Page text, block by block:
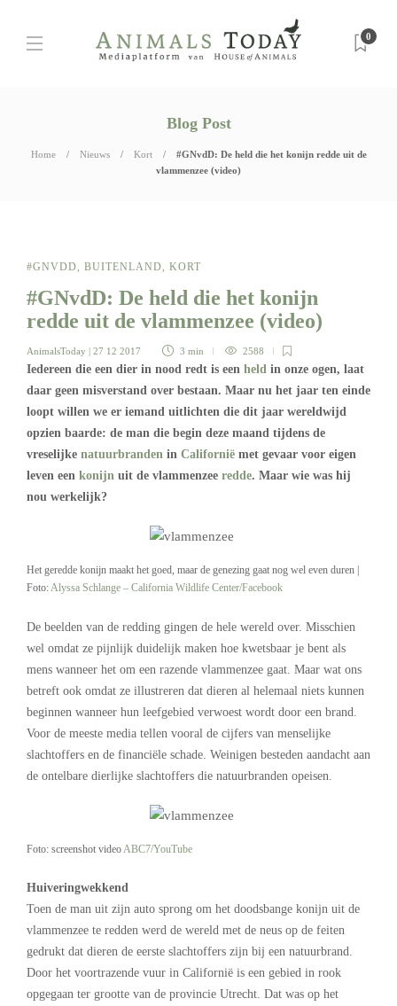
0
Blog Post
Home Nieuws Kort
#GNvdD: De held die het konijn redde uit de
vlammenzee (video)
#GNVDD, BUITENLAND, KORT
#GNvdD: De held die het konijn
redde uit de vlammenzee (video)
AnimalsToday | 27 12 2017 3 min 2588
Iedereen die een dier in nood redt is een held in onze ogen, laat
daar geen misverstand over bestaan. Maar nu het jaar ten einde
loopt willen we er iemand uitlichten die dit jaar wereldwijd
opzien baarde: de man die begin deze maand tijdens de
vreselijke natuurbranden in Californië met gevaar voor eigen
leven een konijn uit de vlammenzee redde. Maar wie was hij
nou werkelijk?
Het geredde konijn maakt het goed, maar de genezing gaat nog wel even duren |
Foto:Alyssa Schlange – California Wildlife Center/Facebook
De beelden van de redding gingen de hele wereld over. Misschien
wel omdat ze pijnlijk duidelijk maken hoe kwetsbaar je bent als
mens wanneer het om een razende vlammenzee gaat. Maar wat ons
betreft ook omdat ze illustreren dat dieren al helemaal niets kunnen
beginnen wanneer hun leefgebied verwoest wordt door een brand.
Voor de meeste media tellen vooral de cijfers van menselijke
slachtoffers en de financiële schade. Weinigen besteden aandacht aan
de ontelbare dierlijke slachtoffers die natuurbranden opeisen.
Foto: screenshot video ABC7/YouTube
Huiveringwekkend
Toen de man uit zijn auto sprong om het doodsbange konijn uit de
vlammenzee te redden werd de wereld met de neus op de feiten
gedrukt dat dieren de eerste slachtoffers zijn bij een natuurbrand.
Door het voortrazende vuur in Californië is een gebied in rook
opgegaan ter grootte van de provincie Utrecht. Dat was op het